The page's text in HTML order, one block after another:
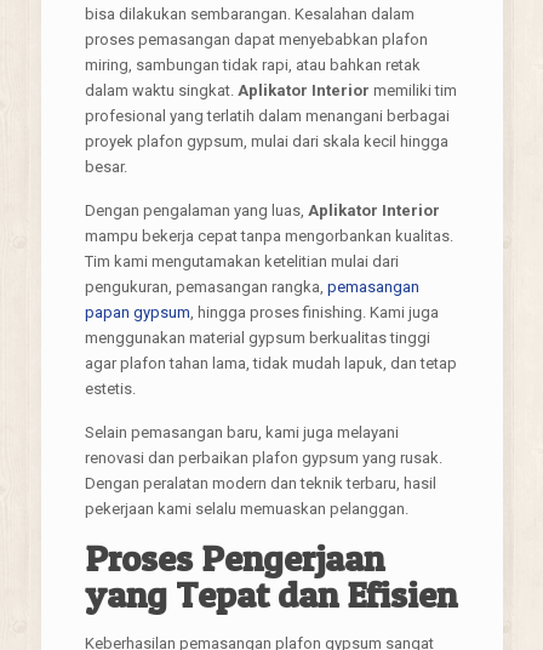
bisa dilakukan sembarangan. Kesalahan dalam
proses pemasangan dapat menyebabkan plafon
miring, sambungan tidak rapi, atau bahkan retak
dalam waktu singkat. Aplikator Interior memiliki tim
profesional yang terlatih dalam menangani berbagai
proyek plafon gypsum, mulai dari skala kecil hingga
besar.
Dengan pengalaman yang luas, Aplikator Interior
mampu bekerja cepat tanpa mengorbankan kualitas.
Tim kami mengutamakan ketelitian mulai dari
pengukuran, pemasangan rangka, pemasangan
papan gypsum, hingga proses finishing. Kami juga
menggunakan material gypsum berkualitas tinggi
agar plafon tahan lama, tidak mudah lapuk, dan tetap
estetis.
Selain pemasangan baru, kami juga melayani
renovasi dan perbaikan plafon gypsum yang rusak.
Dengan peralatan modern dan teknik terbaru, hasil
pekerjaan kami selalu memuaskan pelanggan.
Proses Pengerjaan
yang Tepat dan Efisien
Keberhasilan pemasangan plafon gypsum sangat